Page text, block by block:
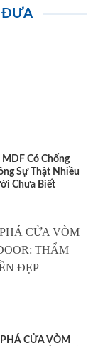
ĐƯA
MDF Có Chống
Sự Thật Nhiều
Chưa Biết
CỬA VÒM